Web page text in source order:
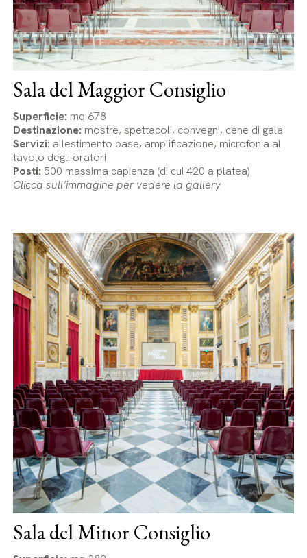
Sala del Maggior Consiglio
Superficie: mq 678
Destinazione: mostre, spettacoli, convegni, cene di gala
Servizi: allestimento base, amplificazione, microfonia al
tavolo degli oratori
Posti: 500 massima capienza (di cui 420 a platea)
Clicca sull’immagine per vedere la gallery
Sala del Minor Consiglio